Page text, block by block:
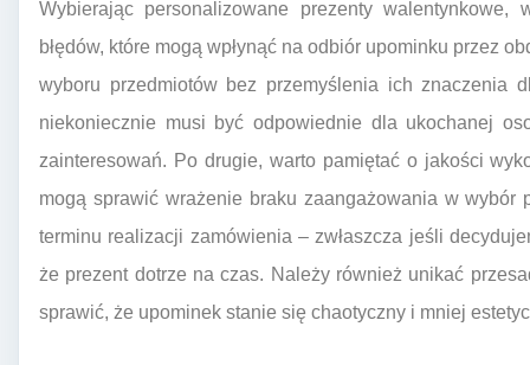
Wybierając personalizowane prezenty walentynkowe,
błędów, które mogą wpłynąć na odbiór upominku przez
wyboru przedmiotów bez przemyślenia ich
niekoniecznie musi być odpowiednie dla ukochanej
zainteresowań. Po drugie, warto pamiętać o jakości
mogą sprawić wrażenie braku zaangażowania w wybór
terminu realizacji zamówienia – zwłaszcza jeśli
że prezent dotrze na czas. Należy również unikać
sprawić, że upominek stanie się chaotyczny i mniej